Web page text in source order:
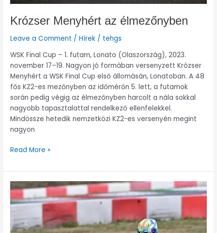
Krózser Menyhért az élmezőnyben
Leave a Comment /Hírek / tehgs
WSK Final Cup – 1. futam, Lonato (Olaszország), 2023.
november 17–19. Nagyon jó formában versenyzett Krózser
Menyhért a WSK Final Cup első állomásán, Lonatoban. A 48
fős KZ2-es mezőnyben az időmérőn 5. lett, a futamok
során pedig végig az élmezőnyben harcolt a nála sokkal
nagyobb tapasztalattal rendelkező ellenfelekkel.
Mindössze hetedik nemzetközi KZ2-es versenyén megint
nagyon
Read More »
Krózser
Menyhért:
23
előzés
azért